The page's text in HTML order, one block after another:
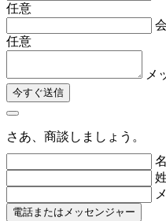
任意
任意
メ
今すぐ送信
さあ、商談しましょう。
名
姓
電話またはメッセンジャー